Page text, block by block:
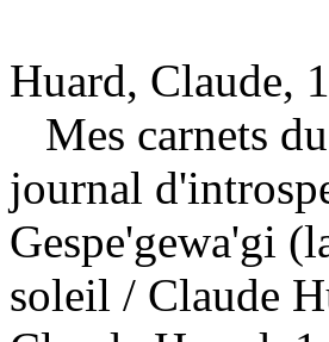
Huard, Claude,
Mes carnets
journal
Gespe'gewa'gi
soleil / Claude